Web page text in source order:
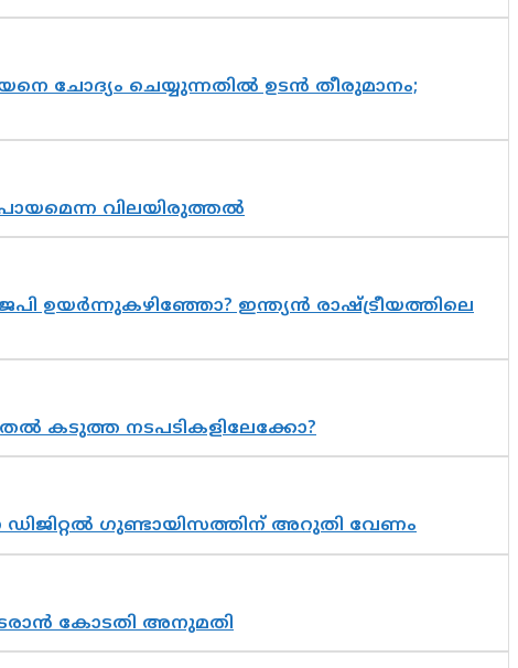
ചോദ്യം ചെയ്യുന്നതിൽ ഉടൻ തീരുമാനം;
വിലയിരുത്തൽ
ഉയർന്നുകഴിഞ്ഞോ? ഇന്ത്യൻ രാഷ്ട്രീയത്തിലെ
കടുത്ത നടപടികളിലേക്കോ?
ഗുണ്ടായിസത്തിന് അറുതി വേണം
കോടതി അനുമതി